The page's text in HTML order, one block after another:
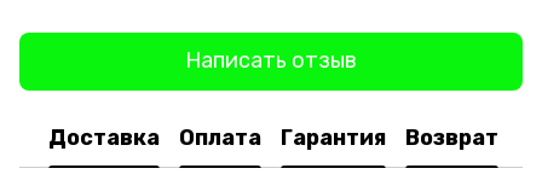
Написать отзыв
Доставка Оплата Гарантия Возврат